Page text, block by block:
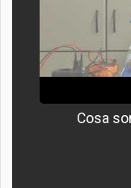
Cosa